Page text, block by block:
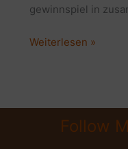
gewinnspiel in
ESTÉE
NUDE
WATER
Weiterlesen »
Follow